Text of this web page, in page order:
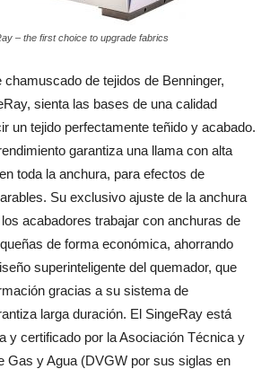
– the first choice to upgrade fabrics
chamuscado de tejidos de Benninger,
sienta las bases de una calidad
un tejido perfectamente teñido y acabado.
garantiza una llama con alta
toda la anchura, para efectos de
Su exclusivo ajuste de la anchura
acabadores trabajar con anchuras de
de forma económica, ahorrando
superinteligente del quemador, que
gracias a su sistema de
larga duración. El SingeRay está
y certificado por la Asociación Técnica y
Gas y Agua (DVGW por sus siglas en